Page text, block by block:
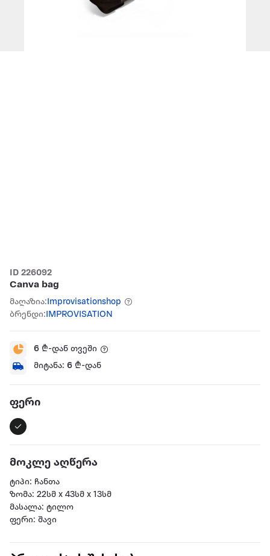
ID 226092
Canva bag
მაღაზია: Improvisationshop
ბრენდი: IMPROVISATION
6 ₾-დან თვეში
მიტანა: 6 ₾-დან
ფერი
მოკლე აღწერა
ტიპი: ჩანთა
ზომა: 22სმ x 43სმ x 13სმ
მასალა: ტილო
ფერი: შავი